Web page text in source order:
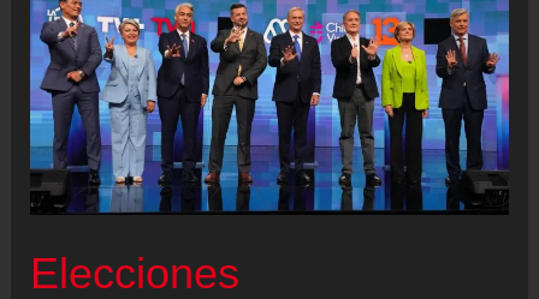
vivo
|
Boric,
tras
votar:
“Chile
un
Elecciones